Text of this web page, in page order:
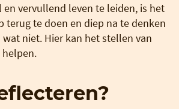
en vervullend leven te leiden, is het
terug te doen en diep na te denken
niet. Hier kan het stellen van
helpen.